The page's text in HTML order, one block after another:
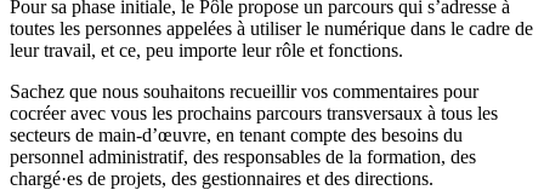
Pour sa phase initiale, le Pôle propose un parcours qui s’adresse à
toutes les personnes appelées à utiliser le numérique dans le cadre de
leur travail, et ce, peu importe leur rôle et fonctions.
Sachez que nous souhaitons recueillir vos commentaires pour
cocréer avec vous les prochains parcours transversaux à tous les
secteurs de main-d’œuvre, en tenant compte des besoins du
personnel administratif, des responsables de la formation, des
chargé·es de projets, des gestionnaires et des directions.